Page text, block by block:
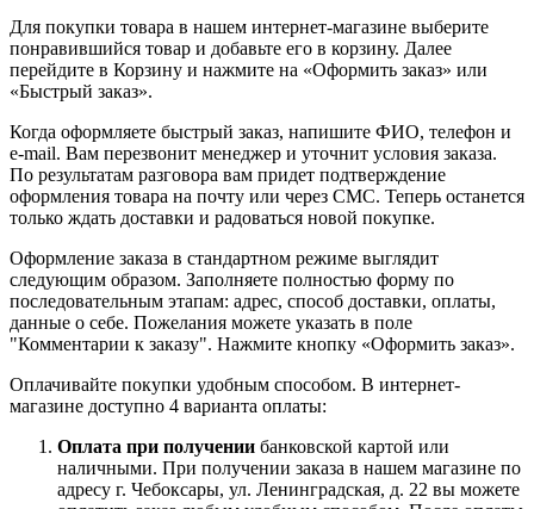
Для покупки товара в нашем интернет-магазине выберите
понравившийся товар и добавьте его в корзину. Далее
перейдите в Корзину и нажмите на «Оформить заказ» или
«Быстрый заказ».
Когда оформляете быстрый заказ, напишите ФИО, телефон и
e-mail. Вам перезвонит менеджер и уточнит условия заказа.
По результатам разговора вам придет подтверждение
оформления товара на почту или через СМС. Теперь останется
только ждать доставки и радоваться новой покупке.
Оформление заказа в стандартном режиме выглядит
следующим образом. Заполняете полностью форму по
последовательным этапам: адрес, способ доставки, оплаты,
данные о себе. Пожелания можете указать в поле
"Комментарии к заказу". Нажмите кнопку «Оформить заказ».
Оплачивайте покупки удобным способом. В интернет-
магазине доступно 4 варианта оплаты:
Оплата при получении банковской картой или
наличными. При получении заказа в нашем магазине по
адресу г. Чебоксары, ул. Ленинградская, д. 22 вы можете